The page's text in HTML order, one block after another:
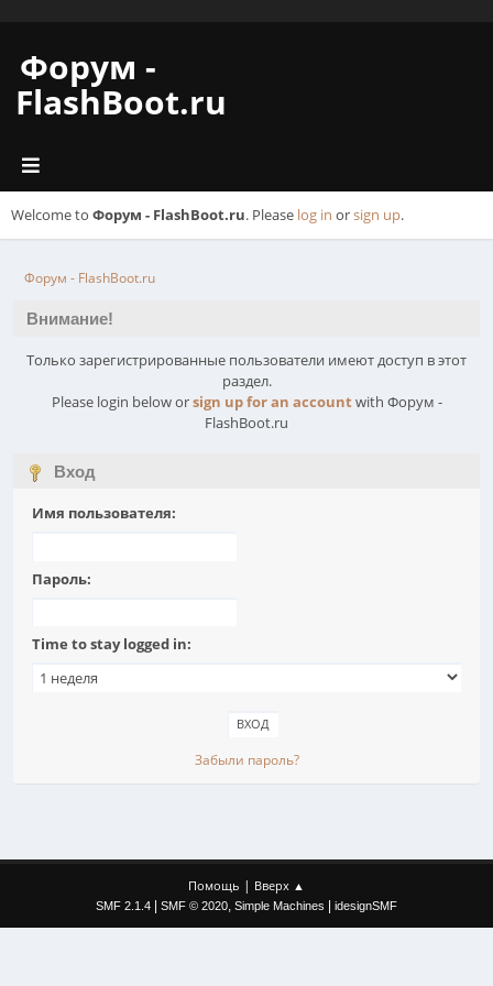
Форум -
FlashBoot.ru
Welcome to Форум - FlashBoot.ru. Please log in orsign up.
Форум - FlashBoot.ru
Внимание!
Только зарегистрированные пользователи имеют доступ в этот
раздел.
Please login below orsign up for an accountwith Форум -
FlashBoot.ru
Вход
Имя пользователя:
Пароль:
Time to stay logged in:
Забыли пароль?
Помощь | Вверх ▲
SMF 2.1.4 SMF © 2020, Simple Machines idesignSMF